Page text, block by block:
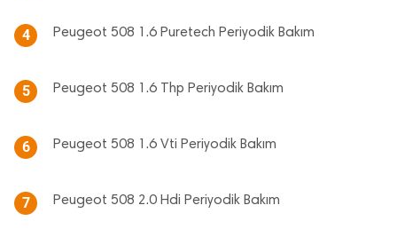
4 Peugeot 508 1.6 Puretech Periyodik Bakım
5 Peugeot 508 1.6 Thp Periyodik Bakım
6 Peugeot 508 1.6 Vti Periyodik Bakım
7 Peugeot 508 2.0 Hdi Periyodik Bakım